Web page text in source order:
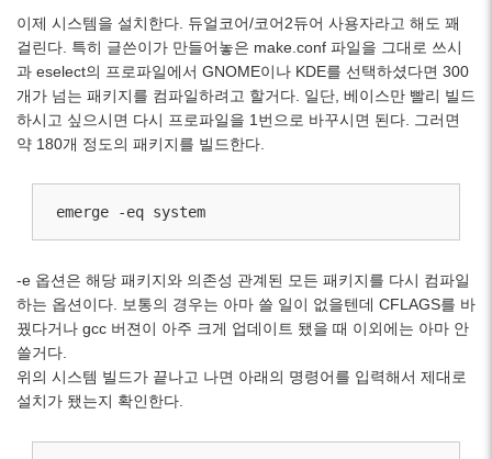
이제 시스템을 설치한다. 듀얼코어/코어2듀어 사용자라고 해도 꽤
걸린다. 특히 글쓴이가 만들어놓은 make.conf 파일을 그대로 쓰시
과 eselect의 프로파일에서 GNOME이나 KDE를 선택하셨다면 300
개가 넘는 패키지를 컴파일하려고 할거다. 일단, 베이스만 빨리 빌드
하시고 싶으시면 다시 프로파일을 1번으로 바꾸시면 된다. 그러면
약 180개 정도의 패키지를 빌드한다.
emerge -eq system
-e 옵션은 해당 패키지와 의존성 관계된 모든 패키지를 다시 컴파일
하는 옵션이다. 보통의 경우는 아마 쓸 일이 없을텐데 CFLAGS를 바
꿨다거나 gcc 버젼이 아주 크게 업데이트 됐을 때 이외에는 아마 안
쓸거다.
위의 시스템 빌드가 끝나고 나면 아래의 명령어를 입력해서 제대로
설치가 됐는지 확인한다.